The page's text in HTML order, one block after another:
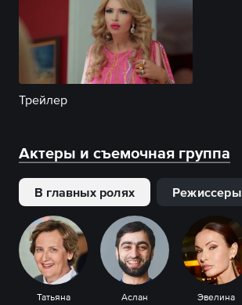
Трейлер
Актеры и съемочная группа
В главных ролях Режиссеры
Татьяна
Аслан
Эвелина